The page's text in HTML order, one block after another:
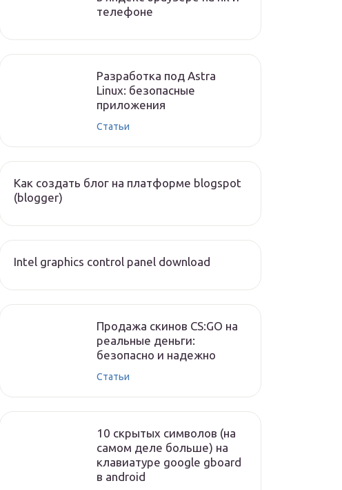
телефоне
Разработка под Astra
Linux: безопасные
приложения
Статьи
Как создать блог на платформе blogspot
(blogger)
Intel graphics control panel download
Продажа скинов CS:GO на
реальные деньги:
безопасно и надежно
Статьи
10 скрытых символов (на
самом деле больше) на
клавиатуре google gboard
в android